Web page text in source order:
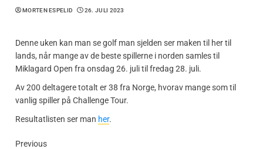
MORTEN ESPELID 26. JULI 2023
Denne uken kan man se golf man sjelden ser maken til her til
lands, når mange av de beste spillerne i norden samles til
Miklagard Open fra onsdag 26. juli til fredag 28. juli.
Av 200 deltagere totalt er 38 fra Norge, hvorav mange som til
vanlig spiller på Challenge Tour.
Resultatlisten ser man her.
Previous